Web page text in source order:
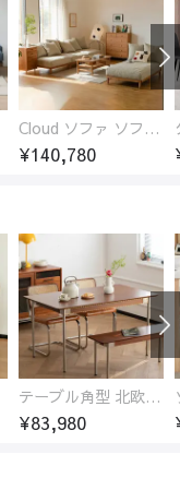
Cloud ソファ ソファーおしゃれ 1人掛け～3人掛け チェリー材フレーム 木製 北欧 おしゃれ 5カラー 自由レイアウト
¥140,780
テーブル角型 北欧 角丸み ダイニング 食卓 食卓テーブル ダイニングテーブル 木製 ブラウン 無垢材
¥83,980